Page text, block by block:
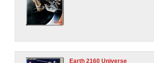
Earth 2160 Universe